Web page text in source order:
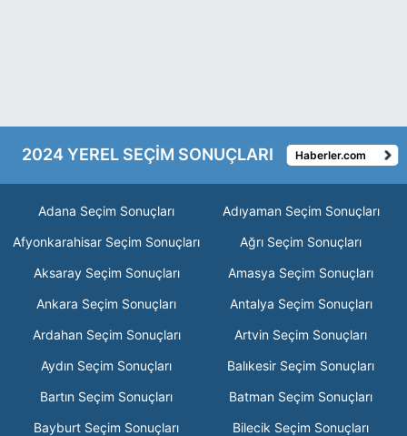
2024 YEREL SEÇİM SONUÇLARI Haberler.com
Adana Seçim Sonuçları
Adıyaman Seçim Sonuçları
Afyonkarahisar Seçim Sonuçları
Ağrı Seçim Sonuçları
Aksaray Seçim Sonuçları
Amasya Seçim Sonuçları
Ankara Seçim Sonuçları
Antalya Seçim Sonuçları
Ardahan Seçim Sonuçları
Artvin Seçim Sonuçları
Aydın Seçim Sonuçları
Balıkesir Seçim Sonuçları
Bartın Seçim Sonuçları
Batman Seçim Sonuçları
Bayburt Seçim Sonuçları
Bilecik Seçim Sonuçları